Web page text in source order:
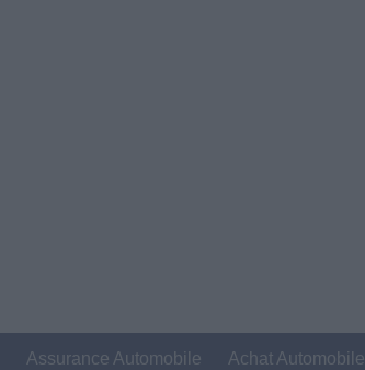
Assurance Automobile Achat Automobile